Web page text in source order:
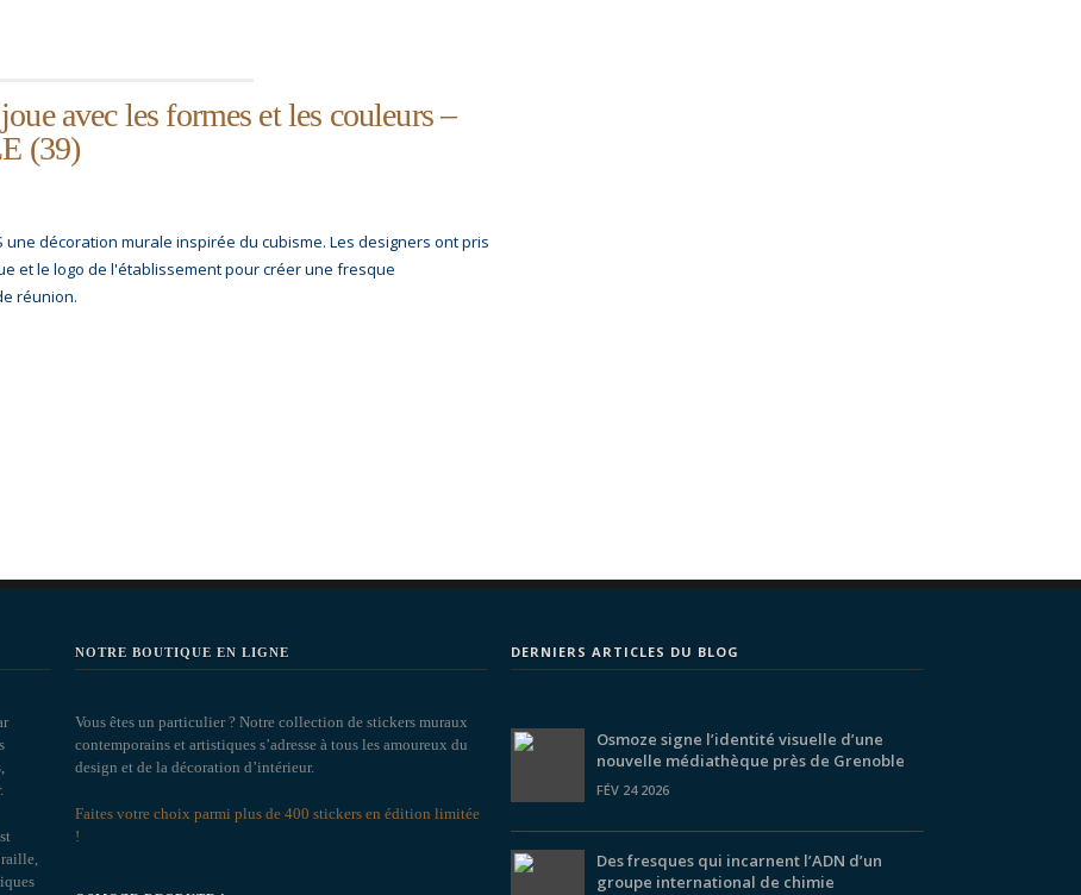
avec les formes et les couleurs –
(39)
une décoration murale inspirée du cubisme. Les designers ont pris
et le logo de l'établissement pour créer une fresque
réunion.
NOTRE BOUTIQUE EN LIGNE
Vous êtes un particulier ? Notre collection de stickers muraux
contemporains et artistiques s’adresse à tous les amoureux du
design et de la décoration d’intérieur.
Faites votre choix parmi plus de 400 stickers en édition limitée
!
DERNIERS ARTICLES DU BLOG
Osmoze signe l’identité visuelle d’une
nouvelle médiathèque près de Grenoble
FÉV 24 2026
Des fresques qui incarnent l’ADN d’un
groupe international de chimie